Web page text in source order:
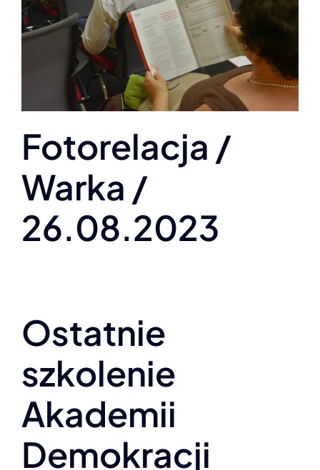
Fotorelacja /
Warka /
26.08.2023
Ostatnie
szkolenie
Akademii
Demokracji